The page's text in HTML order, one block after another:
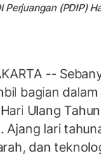
Perjuangan (PDIP)
--
bagian dalam
Ulang Tahun
. Ajang lari
dan